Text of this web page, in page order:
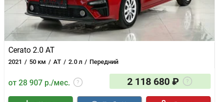
Cerato 2.0 AT
2021 50 км AT 2.0 л Передний
от 28 907 р./мес. 2 118 680 ₽